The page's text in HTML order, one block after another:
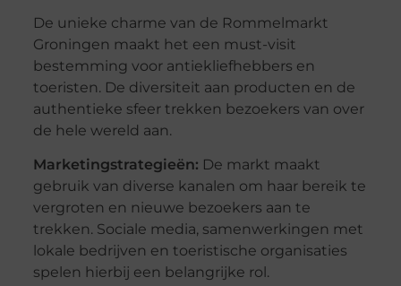
De unieke charme van de Rommelmarkt
Groningen maakt het een must-visit
bestemming voor antiekliefhebbers en
toeristen. De diversiteit aan producten en de
authentieke sfeer trekken bezoekers van over
de hele wereld aan.
Marketingstrategieën: De markt maakt
gebruik van diverse kanalen om haar bereik te
vergroten en nieuwe bezoekers aan te
trekken. Sociale media, samenwerkingen met
lokale bedrijven en toeristische organisaties
spelen hierbij een belangrijke rol.